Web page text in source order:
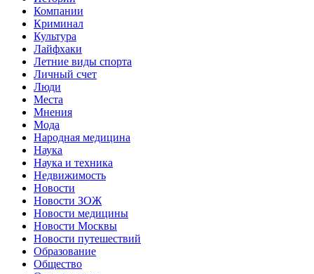
Компании
Криминал
Культура
Лайфхаки
Летние виды спорта
Личный счет
Люди
Места
Мнения
Мода
Народная медицина
Наука
Наука и техника
Недвижимость
Новости
Новости ЗОЖ
Новости медицины
Новости Москвы
Новости путешествий
Образование
Общество